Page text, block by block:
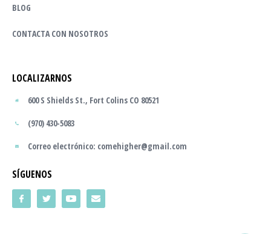
BLOG
CONTACTA CON NOSOTROS
LOCALIZARNOS
600 S Shields St., Fort Colins CO 80521
(970) 430-5083
Correo electrónico: comehigher@gmail.com
SÍGUENOS